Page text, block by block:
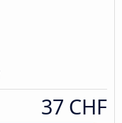
37 CHF